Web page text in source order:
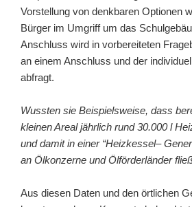
Vorstellung von denkbaren Optionen
Bürger im Umgriff um das
Anschluss wird in vorbereiteten
an einem Anschluss und der
abfragt.
Wussten sie Beispielsweise, dass
kleinen Areal jährlich rund 30.000 l
und damit in einer “Heizkessel–
an Ölkonzerne und Ölförderländer
Aus diesen Daten und den örtlichen